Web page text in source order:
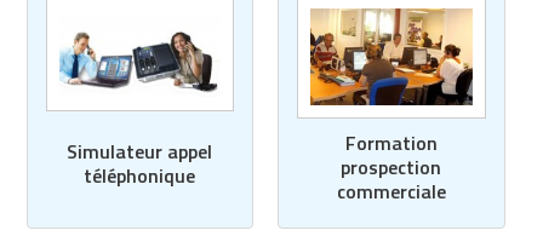
Simulateur appel
téléphonique
Formation
prospection
commerciale